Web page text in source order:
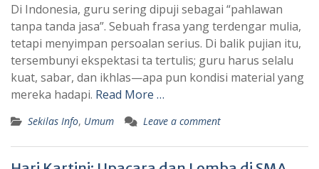
Di Indonesia, guru sering dipuji sebagai “pahlawan
tanpa tanda jasa”. Sebuah frasa yang terdengar mulia,
tetapi menyimpan persoalan serius. Di balik pujian itu,
tersembunyi ekspektasi ta tertulis; guru harus selalu
kuat, sabar, dan ikhlas—apa pun kondisi material yang
mereka hadapi. Read More …
Sekilas Info, Umum Leave a comment